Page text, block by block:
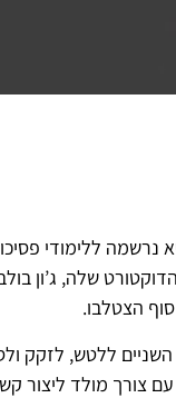
נולדה באוהיו בשנת 1913, אך זמן קצר לאחר מכן היא
שלה, ג’ון
הצטלבו.
ללטש, לזקק
הוא שתינוק מגיע לעולם